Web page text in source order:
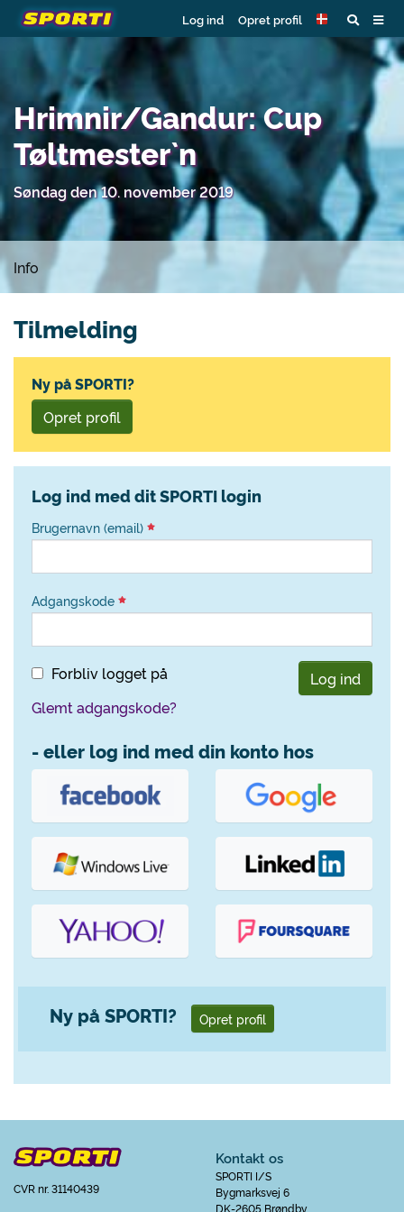
Log ind Opret profil
Hrimnir/Gandur: Cup
Tøltmester`n
Søndag den 10. november 2019
Info
Tilmelding
Ny på SPORTI?
Opret profil
Log ind med dit SPORTI login
Brugernavn (email)
Adgangskode
Forbliv logget på
Log ind
Glemt adgangskode?
- eller log ind med din konto hos
Ny på SPORTI? Opret profil
CVR nr. 31140439
Kontakt os
SPORTI I/S
Bygmarksvej 6
DK-2605 Brøndby